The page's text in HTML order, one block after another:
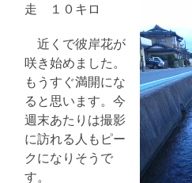
走 １０キロ
近くで彼岸花が
咲き始めました。
もうすぐ満開にな
ると思います。今
週末あたりは撮影
に訪れる人もピー
クになりそうで
す。